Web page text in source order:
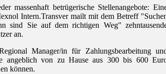
massenhaft betrügerische Stellenangebote:
Intern.Transver mailt mit dem Betreff
sind Sie auf dem richtigen Weg"
an.
Manager/in für Zahlungsbearbeitung
angeblich von zu Hause aus 300 bis 600
können.